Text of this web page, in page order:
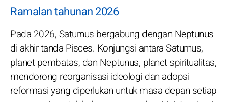
Ramalan tahunan 2026
Pada 2026, Saturnus bergabung dengan Neptunus
di akhir tanda Pisces. Konjungsi antara Saturnus,
planet pembatas, dan Neptunus, planet spiritualitas,
mendorong reorganisasi ideologi dan adopsi
reformasi yang diperlukan untuk masa depan setiap